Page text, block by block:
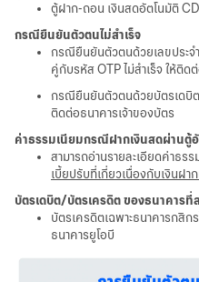
ตู้ฝาก-ถอน เงินสดอัตโนมัติ
กรณียืนยันตัวตนไม่สำเร็จ
กรณียืนยันตัวตนด้วยเลขประจ
คู่กับรหัสOTP ไม่สำเร็จ ให้ติ
กรณียืนยันตัวตนด้วยบัตรเดบิต
ติดต่อธนาคารเจ้าของบัตร
ค่าธรรมเนียมกรณีฝากเงินสดผ่านตู้
สามารถอ่านรายละเอียดค่าธร
เบี้ยปรับที่เกี่ยวเนื่องกับเงินฝา
บัตรเดบิต/บัตรเครดิต ของธนาคารที่
บัตรเครดิตเฉพาะธนาคารกสิก
ธนาคารยูโอบี